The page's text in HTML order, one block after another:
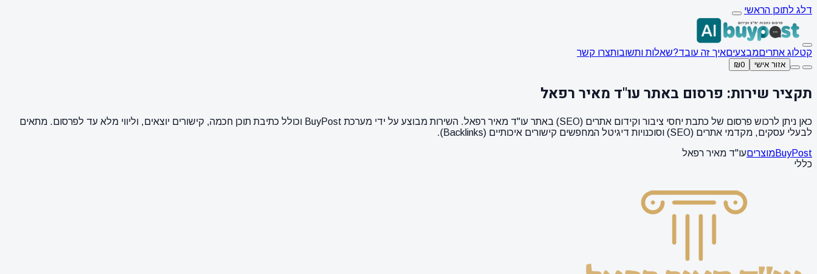
דלג לתוכן הראשי
קטלוג אתריםמבצעיםאיך זה עובד?שאלות ותשובותצרו קשר
אזור אישי ₪0
תקציר שירות: פרסום באתר עו"ד מאיר רפאל
כאן ניתן לרכוש פרסום של כתבת יחסי ציבור וקידום אתרים (SEO) באתר עו"ד מאיר רפאל. השירות מבוצע על ידי מערכת BuyPost וכולל כתיבת תוכן חכמה, קישורים יוצאים, וליווי מלא עד לפרסום. מתאים
לבעלי עסקים, מקדמי אתרים (SEO) וסוכנויות דיגיטל המחפשים קישורים איכותיים (Backlinks).
BuyPostמוצריםעו"ד מאיר רפאל
כללי